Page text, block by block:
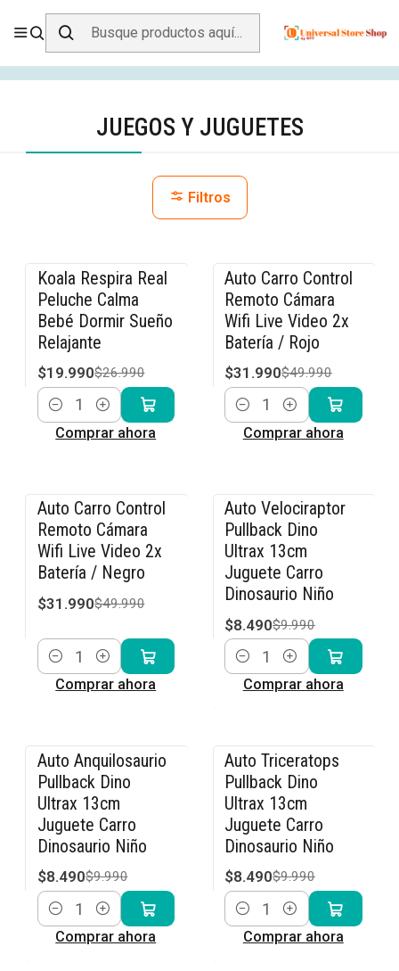
ENVÍO GRATIS SOBRE$19.990EN ZONA CENTRO
JUEGOS Y JUGUETES
Filtros
-26% OFF
Koala Respira Real
Peluche Calma
Bebé Dormir Sueño
Relajante
$19.990$26.990
Cantidad
Comprar ahora
-36% OFF
Auto Carro Control
Remoto Cámara
Wifi Live Video 2x
Batería / Rojo
$31.990$49.990
Cantidad
Comprar ahora
-36% OFF
Auto Carro Control
Remoto Cámara
Wifi Live Video 2x
Batería / Negro
$31.990$49.990
Cantidad
Comprar ahora
-15% OFF
Auto Velociraptor
Pullback Dino
Ultrax 13cm
Juguete Carro
Dinosaurio Niño
$8.490$9.990
Cantidad
Comprar ahora
-15% OFF
Auto Anquilosaurio
Pullback Dino
Ultrax 13cm
Juguete Carro
Dinosaurio Niño
$8.490$9.990
Cantidad
Comprar ahora
-15% OFF
Auto Triceratops
Pullback Dino
Ultrax 13cm
Juguete Carro
Dinosaurio Niño
$8.490$9.990
Cantidad
Comprar ahora